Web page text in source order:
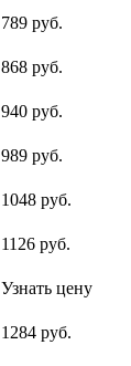
789 руб.
868 руб.
940 руб.
989 руб.
1048 руб.
1126 руб.
Узнать цену
1284 руб.